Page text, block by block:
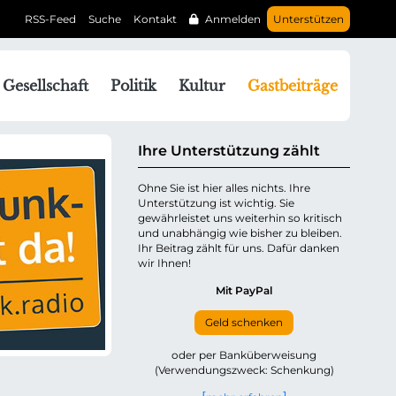
Unterstützen
Anmelden
Kontakt
Suche
RSS-Feed
Gesellschaft Politik Kultur Gastbeiträge
Ihre Unterstützung zählt
Ohne Sie ist hier alles nichts. Ihre
Unterstützung ist wichtig. Sie
gewährleistet uns weiterhin so kritisch
und unabhängig wie bisher zu bleiben.
Ihr Beitrag zählt für uns. Dafür danken
wir Ihnen!
Mit PayPal
Geld schenken
oder per Banküberweisung
(Verwendungszweck: Schenkung)